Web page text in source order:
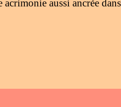
acrimonie aussi ancrée